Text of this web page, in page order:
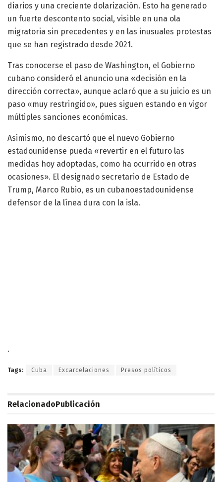
diarios y una creciente dolarización. Esto ha generado
un fuerte descontento social, visible en una ola
migratoria sin precedentes y en las inusuales protestas
que se han registrado desde 2021.
Tras conocerse el paso de Washington, el Gobierno
cubano consideró el anuncio una «decisión en la
dirección correcta», aunque aclaró que a su juicio es un
paso «muy restringido», pues siguen estando en vigor
múltiples sanciones económicas.
Asimismo, no descartó que el nuevo Gobierno
estadounidense pueda «revertir en el futuro las
medidas hoy adoptadas, como ha ocurrido en otras
ocasiones». El designado secretario de Estado de
Trump, Marco Rubio, es un cubanoestadounidense
defensor de la línea dura con la isla.
.
Tags: Cuba Excarcelaciones Presos políticos
RelacionadoPublicación